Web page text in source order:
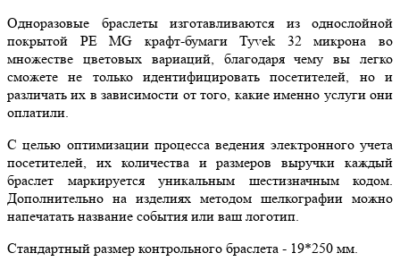
Одноразовые браслеты изготавливаются из однослойной
покрытой РЕ MG крафт-бумаги Tyvek 32 микрона во
множестве цветовых вариаций, благодаря чему вы легко
сможете не только идентифицировать посетителей, но и
различать их в зависимости от того, какие именно услуги они
оплатили.
С целью оптимизации процесса ведения электронного учета
посетителей, их количества и размеров выручки каждый
браслет маркируется уникальным шестизначным кодом.
Дополнительно на изделиях методом шелкографии можно
напечатать название события или ваш логотип.
Стандартный размер контрольного браслета - 19*250 мм.